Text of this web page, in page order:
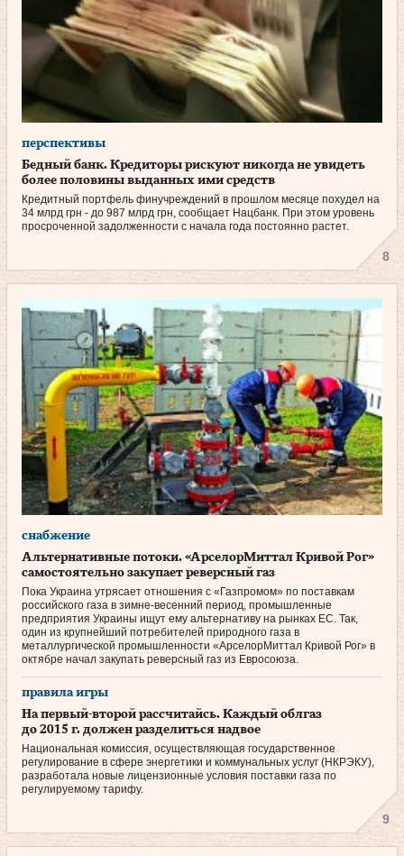
перспективы
Бедный банк. Кредиторы рискуют никогда не увидеть
более половины выданных ими средств
Кредитный портфель финучреждений в прошлом месяце похудел на
34 млрд грн - до 987 млрд грн, сообщает Нацбанк. При этом уровень
просроченной задолженности с начала года постоянно растет.
8
снабжение
Альтернативные потоки. «АрселорМиттал Кривой Рог»
самостоятельно закупает реверсный газ
Пока Украина утрясает отношения с «Газпромом» по поставкам
российского газа в зимне-весенний период, промышленные
предприятия Украины ищут ему альтернативу на рынках ЕС. Так,
один из крупнейший потребителей природного газа в
металлургической промышленности «АрселорМиттал Кривой Рог» в
октябре начал закупать реверсный газ из Евросоюза.
правила игры
На первый-второй рассчитайсь. Каждый облгаз
до 2015 г. должен разделиться надвое
Национальная комиссия, осуществляющая государственное
регулирование в сфере энергетики и коммунальных услуг (НКРЭКУ),
разработала новые лицензионные условия поставки газа по
регулируемому тарифу.
9